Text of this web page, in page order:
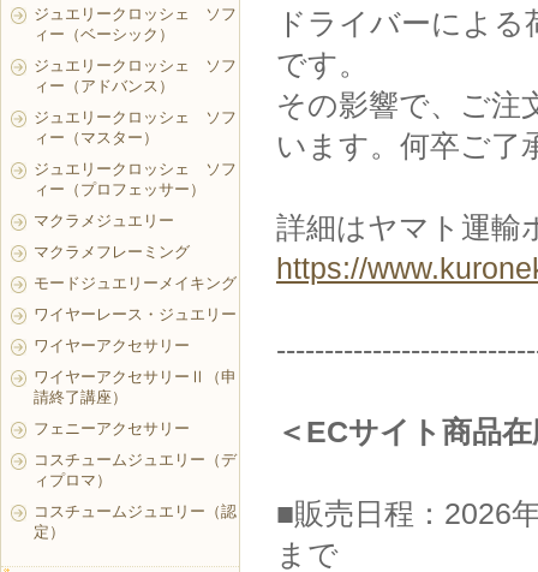
ドライバーによ
です。
その影響で、ご注
います。何卒ご了
詳細はヤマト運輸
https://
＜ECサイト商品
■販売日程：2026
まで
ジュエリークロッシェ ソフ
ィー（ベーシック）
ジュエリークロッシェ ソフ
ィー（アドバンス）
ジュエリークロッシェ ソフ
ィー（マスター）
ジュエリークロッシェ ソフ
ィー（プロフェッサー）
マクラメジュエリー
マクラメフレーミング
モードジュエリーメイキング
ワイヤーレース・ジュエリー
ワイヤーアクセサリー
ワイヤーアクセサリーⅡ（申
請終了講座）
フェニーアクセサリー
コスチュームジュエリー（デ
ィプロマ）
コスチュームジュエリー（認
定）